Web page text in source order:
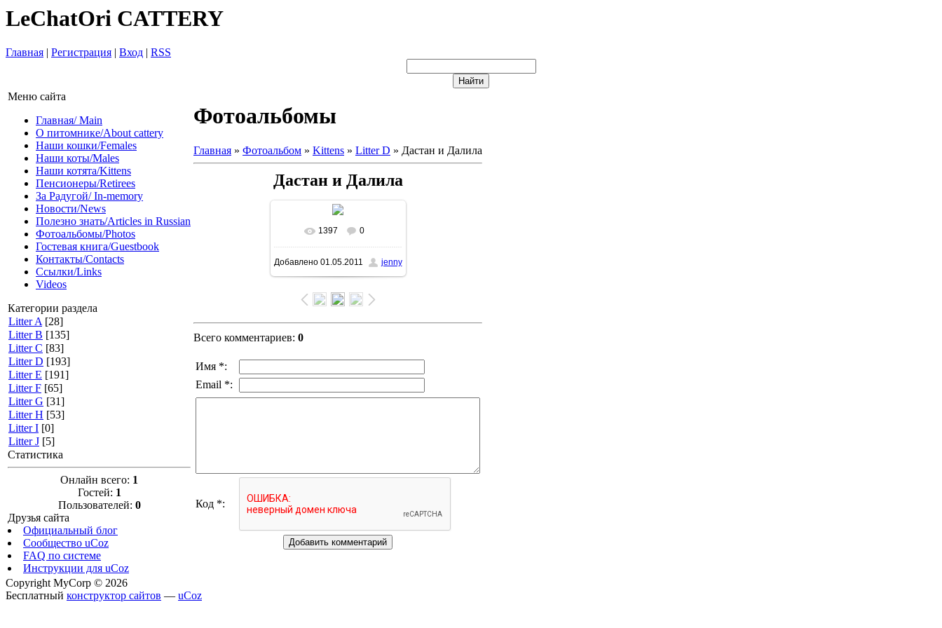
LeChatOri CATTERY
Главная | Регистрация | Вход | RSS
Меню сайта
Главная/ Main
О питомнике/About cattery
Наши кошки/Females
Наши коты/Males
Наши котята/Kittens
Пенсионеры/Retirees
За Радугой/ In-memory
Новости/News
Полезно знать/Articles in Russian
Фотоальбомы/Photos
Гостевая книга/Guestbook
Контакты/Contacts
Ссылки/Links
Videos
Категории раздела
Litter A [28]
Litter B [135]
Litter C [83]
Litter D [193]
Litter E [191]
Litter F [65]
Litter G [31]
Litter H [53]
Litter I [0]
Litter J [5]
Статистика
Онлайн всего: 1
Гостей: 1
Пользователей: 0
Друзья сайта
Официальный блог
Сообщество uCoz
FAQ по системе
Инструкции для uCoz
Фотоальбомы
Главная » Фотоальбом » Kittens » Litter D » Дастан и Далила
Дастан и Далила
1397 0
Добавлено01.05.2011 jenny
Всего комментариев: 0
Имя *:
Email *:
Код *:
Copyright MyCorp © 2026
Бесплатный конструктор сайтов — uCoz